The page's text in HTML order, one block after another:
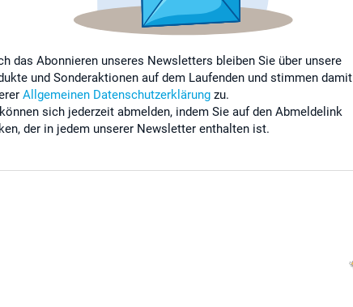
das Abonnieren unseres Newsletters bleiben Sie über unsere
und Sonderaktionen auf dem Laufenden und stimmen damit
Allgemeinen Datenschutzerklärung zu.
sich jederzeit abmelden, indem Sie auf den Abmeldelink
der in jedem unserer Newsletter enthalten ist.